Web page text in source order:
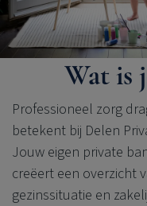
Wat is
Professioneel zorg
betekent bij Delen
Jouw eigen private
creëert een overzicht
gezinssituatie en